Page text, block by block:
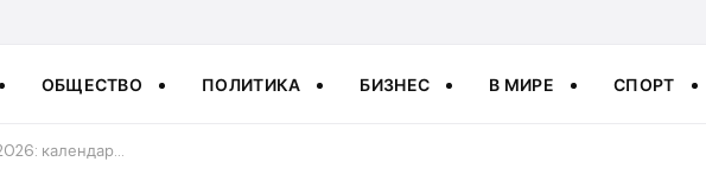
ОБЩЕСТВО ПОЛИТИКА БИЗНЕС В МИРЕ СПОРТ
календар…